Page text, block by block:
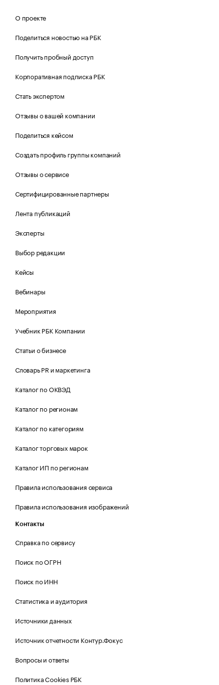
О проекте
Поделиться новостью на РБК
Получить пробный доступ
Корпоративная подписка РБК
Стать экспертом
Отзывы о вашей компании
Поделиться кейсом
Создать профиль группы компаний
Отзывы о сервисе
Сертифицированные партнеры
Лента публикаций
Эксперты
Выбор редакции
Кейсы
Вебинары
Мероприятия
Учебник РБК Компании
Статьи о бизнесе
Словарь PR и маркетинга
Каталог по ОКВЭД
Каталог по регионам
Каталог по категориям
Каталог торговых марок
Каталог ИП по регионам
Правила использования сервиса
Правила использования изображений
Контакты
Справка по сервису
Поиск по ОГРН
Поиск по ИНН
Статистика и аудитория
Источники данных
Источник отчетности Контур.Фокус
Вопросы и ответы
Политика Cookies РБК